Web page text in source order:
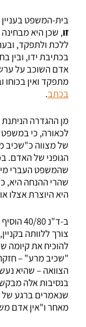
בית-המשפט בעניין
זו, שכן היא
ללכת ולתפקד,
בכתיבת ידו, ובין
אדם השוכב על ערש
מתפקד ואין בכוחו
בכתב.
מן ההגדרה
לכאורה, כי
של מצווה כ"שכיב
הגופני של האדם.
שהמשפט העברי
שהרי ההנחה היא,
היא היוצרת אצלו
ב-ד"נ
צורך ללוותה
להוכיח את קיומה
"שכיב מרע" –
הצוואה – שהיא
בנסיבות אלה מבקש
שנאמרים ברגע של
מאחר ו"אין אדם